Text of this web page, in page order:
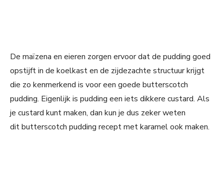
De maïzena en eieren zorgen ervoor dat de pudding goed
opstijft in de koelkast en de zijdezachte structuur krijgt
die zo kenmerkend is voor een goede butterscotch
pudding. Eigenlijk is pudding een iets dikkere custard. Als
je custard kunt maken, dan kun je dus zeker weten
dit butterscotch pudding recept met karamel ook maken.